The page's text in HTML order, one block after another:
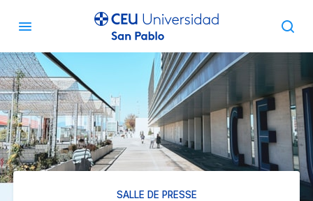
SALLE DE PRESSE